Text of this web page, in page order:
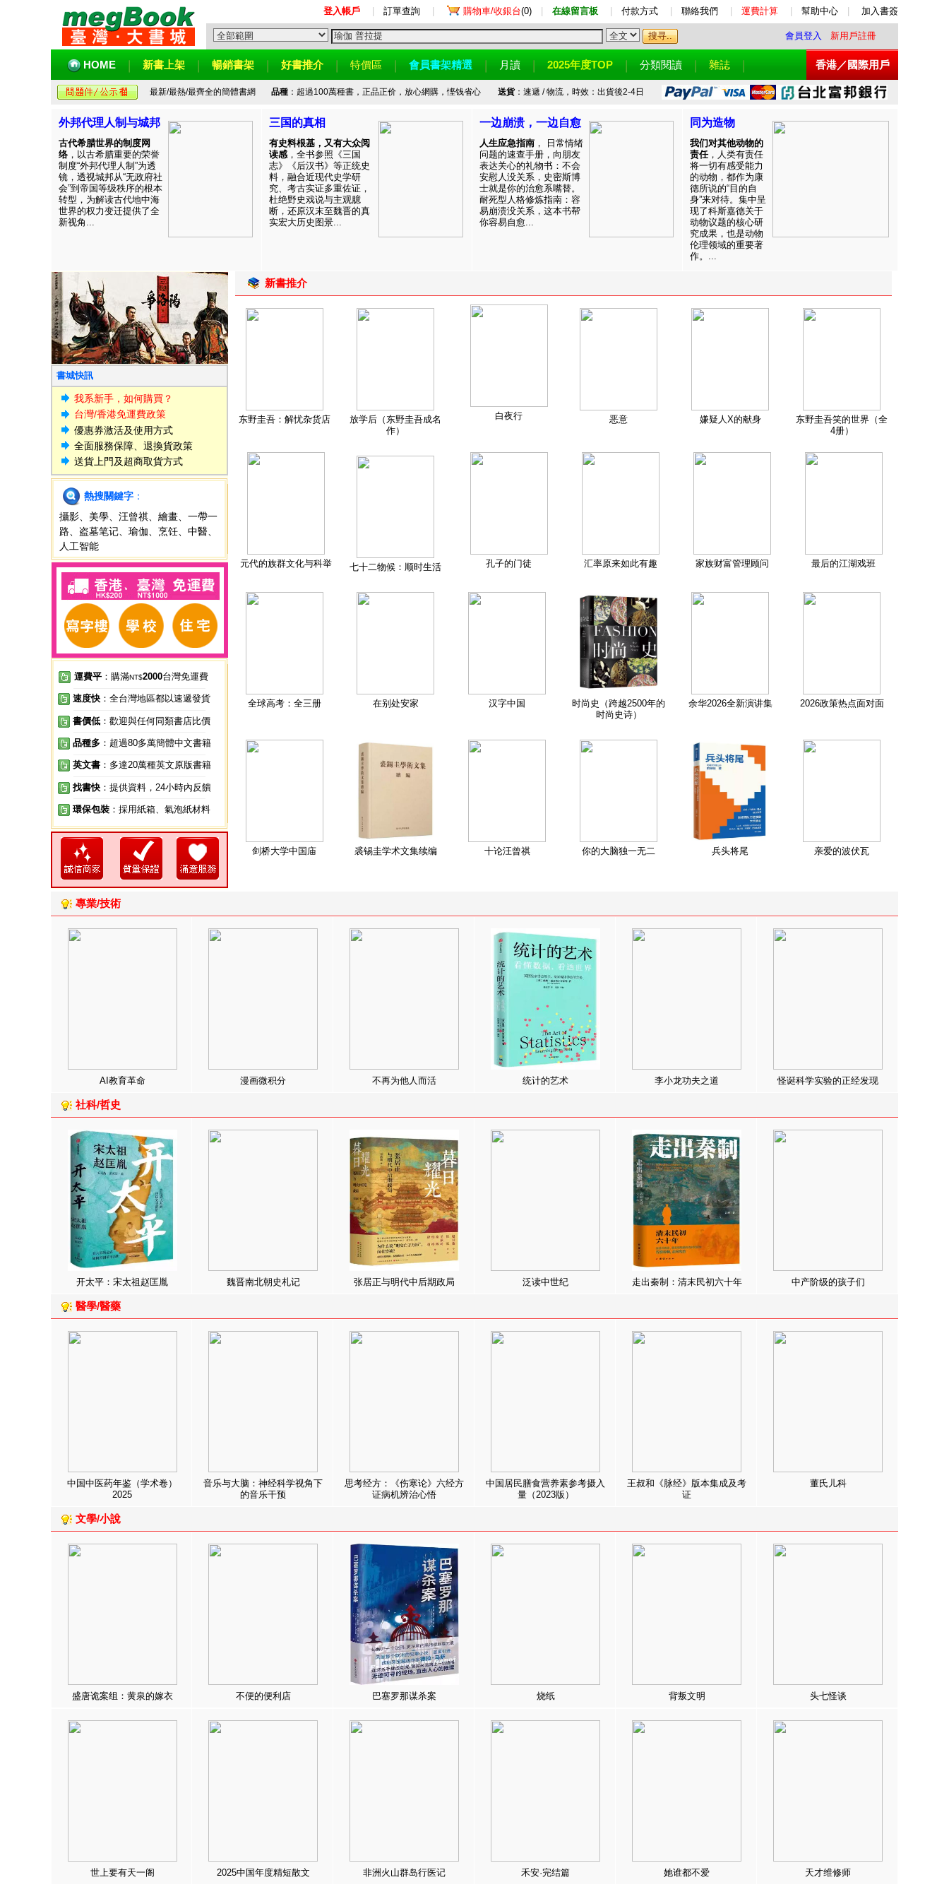
登入帳戶 訂單查詢 購物車/收銀台(0) 在線留言板 付款方式 聯絡我們 運費計算 幫助中心 加入書簽
會員登入 新用戶註冊
HOME 新書上架 暢銷書架 好書推介 特價區 會員書架精選 月讀 2025年度TOP 分類閱讀 雜誌 香港／國際用戶
最新/最熱/最齊全的簡體書網 品種：超過100萬種書，正品正价，放心網購，悭钱省心 送貨：速遞 / 物流，時效：出貨後2-4日
外邦代理人制与城邦
古代希腊世界的制度网
络 ，以古希腊重要的荣誉
制度“外邦代理人制”为透
镜，透视城邦从“无政府社
会”到帝国等级秩序的根本
转型，为解读古代地中海
世界的权力变迁提供了全
新视角...
三国的真相
有史料根基，又有大众阅
读感 ，全书参照《三国
志》《后汉书》等正统史
料，融合近现代史学研
究、考古实证多重佐证，
杜绝野史戏说与主观臆
断，还原汉末至魏晋的真
实宏大历史图景...
一边崩溃，一边自愈
人生应急指南 ， 日常情绪
问题的速查手册，向朋友
表达关心的礼物书：不会
安慰人没关系，史密斯博
士就是你的治愈系嘴替。
耐死型人格修炼指南：容
易崩溃没关系，这本书帮
你容易自愈...
同为造物
我们对其他动物的
责任，人类有责任
将一切有感受能力
的动物，都作为康
德所说的“目的自
身”来对待。集中呈
现了科斯嘉德关于
动物议题的核心研
究成果，也是动物
伦理领域的重要著
作。...
書城快訊
我系新手，如何購買？
台灣/香港免運費政策
優惠券激活及使用方式
全面服務保障、退換貨政策
送貨上門及超商取貨方式
熱搜關鍵字 ：
攝影
美學 汪曾祺 繪畫
一帶一
路
盗墓笔记 瑜伽 烹饪 中醫
人工智能
運費平 ：購滿NT$2000台灣免運費
速度快 ：全台灣地區都以速遞發貨
書價低 ：歡迎與任何同類書店比價
品種多 ：超過80多萬簡體中文書籍
英文書 ：多達20萬種英文原版書籍
找書快 ：提供資料，24小時內反饋
環保包裝 ：採用紙箱、氣泡紙材料
新書推介
东野圭吾：解忧杂货店
放学后（东野圭吾成名
作）
白夜行 恶意 嫌疑人X的献身
东野圭吾笑的世界（全
4册）
元代的族群文化与科举 七十二物候：顺时生活 孔子的门徒 汇率原来如此有趣 家族财富管理顾问 最后的江湖戏班
全球高考：全三册 在别处安家 汉字中国
时尚史（跨越2500年的
时尚史诗）
余华2026全新演讲集 2026政策热点面对面
剑桥大学中国庙 裘锡圭学术文集续编 十论汪曾祺 你的大脑独一无二 兵头将尾 亲爱的波伏瓦
專業/技術
AI教育革命 漫画微积分 不再为他人而活 统计的艺术 李小龙功夫之道 怪诞科学实验的正经发现
社科/哲史
开太平：宋太祖赵匡胤 魏晋南北朝史札记 张居正与明代中后期政局 泛读中世纪 走出秦制：清末民初六十年 中产阶级的孩子们
醫學/醫藥
中国中医药年鉴（学术卷）
2025
音乐与大脑：神经科学视角下
的音乐干预
思考经方：《伤寒论》六经方
证病机辨治心悟
中国居民膳食营养素参考摄入
量（2023版）
王叔和《脉经》版本集成及考
证
董氏儿科
文學/小說
盛唐诡案组：黄泉的嫁衣 不便的便利店 巴塞罗那谋杀案 烧纸 背叛文明 头七怪谈
世上要有天一阁 2025中国年度精短散文 非洲火山群岛行医记 禾安·完结篇 她谁都不爱 天才维修师